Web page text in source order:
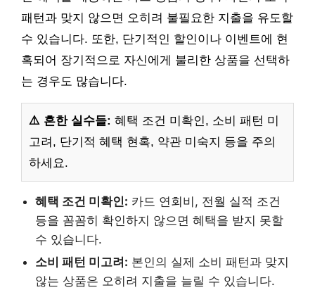
패턴과 맞지 않으면 오히려 불필요한 지출을 유도할
수 있습니다. 또한, 단기적인 할인이나 이벤트에 현
혹되어 장기적으로 자신에게 불리한 상품을 선택하
는 경우도 많습니다.
⚠️ 흔한 실수들: 혜택 조건 미확인, 소비 패턴 미
고려, 단기적 혜택 현혹, 약관 미숙지 등을 주의
하세요.
혜택 조건 미확인: 카드 연회비, 전월 실적 조건
등을 꼼꼼히 확인하지 않으면 혜택을 받지 못할
수 있습니다.
소비 패턴 미고려: 본인의 실제 소비 패턴과 맞지
않는 상품은 오히려 지출을 늘릴 수 있습니다.